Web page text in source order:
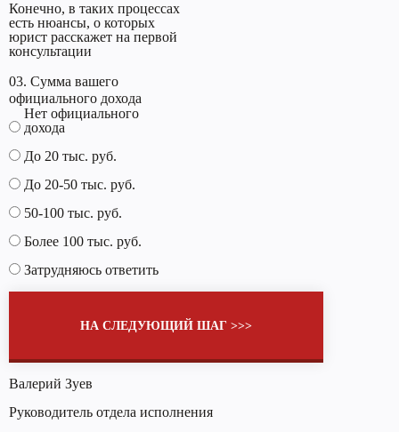
Конечно, в таких процессах
есть нюансы, о которых
юрист расскажет на первой
консультации
03. Сумма вашего
официального дохода
Нет официального
дохода
До 20 тыс. руб.
До 20-50 тыс. руб.
50-100 тыс. руб.
Более 100 тыс. руб.
Затрудняюсь ответить
НА СЛЕДУЮЩИЙ ШАГ >>>
Валерий Зуев
Руководитель отдела исполнения